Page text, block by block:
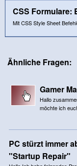
CSS Formulare:
Mit CSS Style Sheet
Ähnliche Fragen:
Gamer
Hallo
möchte ich
PC stürzt immer
"Startup Repair"